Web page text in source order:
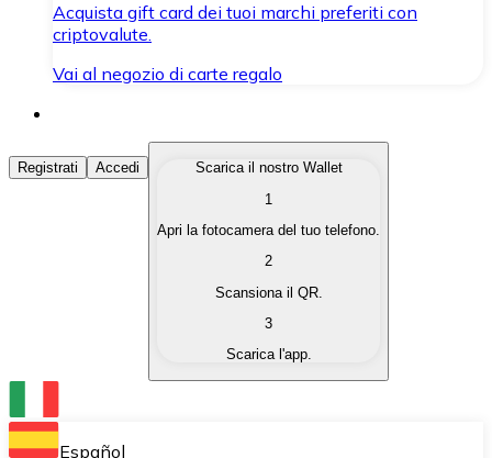
Acquista gift card dei tuoi marchi preferiti con
criptovalute.
Vai al negozio di carte regalo
Acquista Criptovalute
Acquista le criptovalute che ti interessano in modo
Converti le tue criptovalute in valuta fiat quando ne
Scambia una criptovaluta con un'altra
Conserva le tue cripto in un Wallet self-custodial.
Registrati Accedi
Scarica il nostro Wallet
1
Apri la fotocamera del tuo telefono.
2
Scansiona il QR.
3
Scarica l'app.
Español